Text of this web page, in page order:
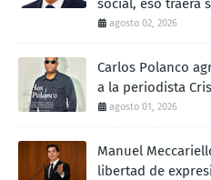
social, eso traerá
agosto 02, 2026
Carlos Polanco
a la periodista
agosto 01, 2026
Manuel
libertad de